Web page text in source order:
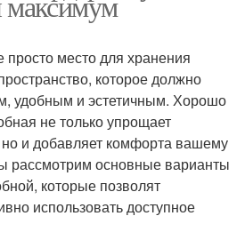
место для хранения
которое должно
удобным и эстетичным. Хорошо
не только упрощает
и добавляет комфорта вашему
рассмотрим основные варианты
которые позволят
использовать доступное